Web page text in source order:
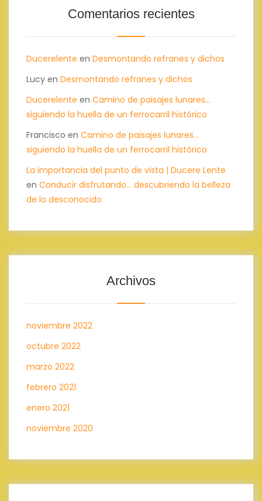
Comentarios recientes
Ducerelente en Desmontando refranes y dichos
Lucy en Desmontando refranes y dichos
Ducerelente en Camino de paisajes lunares…
siguiendo la huella de un ferrocarril histórico
Francisco en Camino de paisajes lunares…
siguiendo la huella de un ferrocarril histórico
La importancia del punto de vista | Ducere Lente
en Conducir disfrutando… descubriendo la belleza
de lo desconocido
Archivos
noviembre 2022
octubre 2022
marzo 2022
febrero 2021
enero 2021
noviembre 2020